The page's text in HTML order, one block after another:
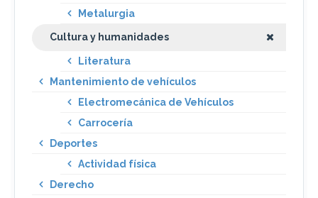
Metalurgia
Cultura y humanidades
Literatura
Mantenimiento de vehículos
Electromecánica de Vehículos
Carrocería
Deportes
Actividad física
Derecho